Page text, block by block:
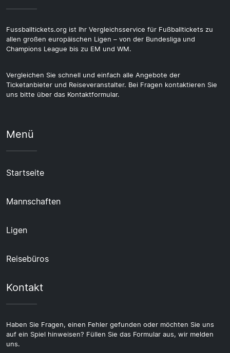
Fussballtickets.org ist Ihr Vergleichsservice für Fußballtickets zu
allen großen europäischen Ligen – von der Bundesliga und
Champions League bis zu EM und WM.
Vergleichen Sie schnell und einfach alle Angebote der
Ticketanbieter und Reiseveranstalter. Bei Fragen kontaktieren Sie
uns bitte über das Kontaktformular.
Menü
Startseite
Mannschaften
Ligen
Reisebüros
Kontakt
Haben Sie Fragen, einen Fehler gefunden oder möchten Sie uns
auf ein Spiel hinweisen? Füllen Sie das Formular aus, wir melden
uns.